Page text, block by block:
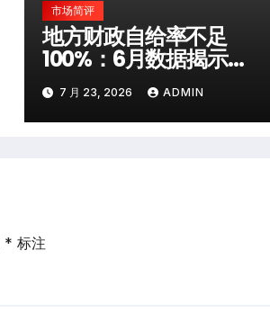
市场简评
地方财政自给率不足
100%：6月数据揭示深
层风险
7 月 23, 2026 ADMIN
* 标注